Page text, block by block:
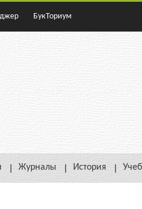
БукТориум
Журналы История